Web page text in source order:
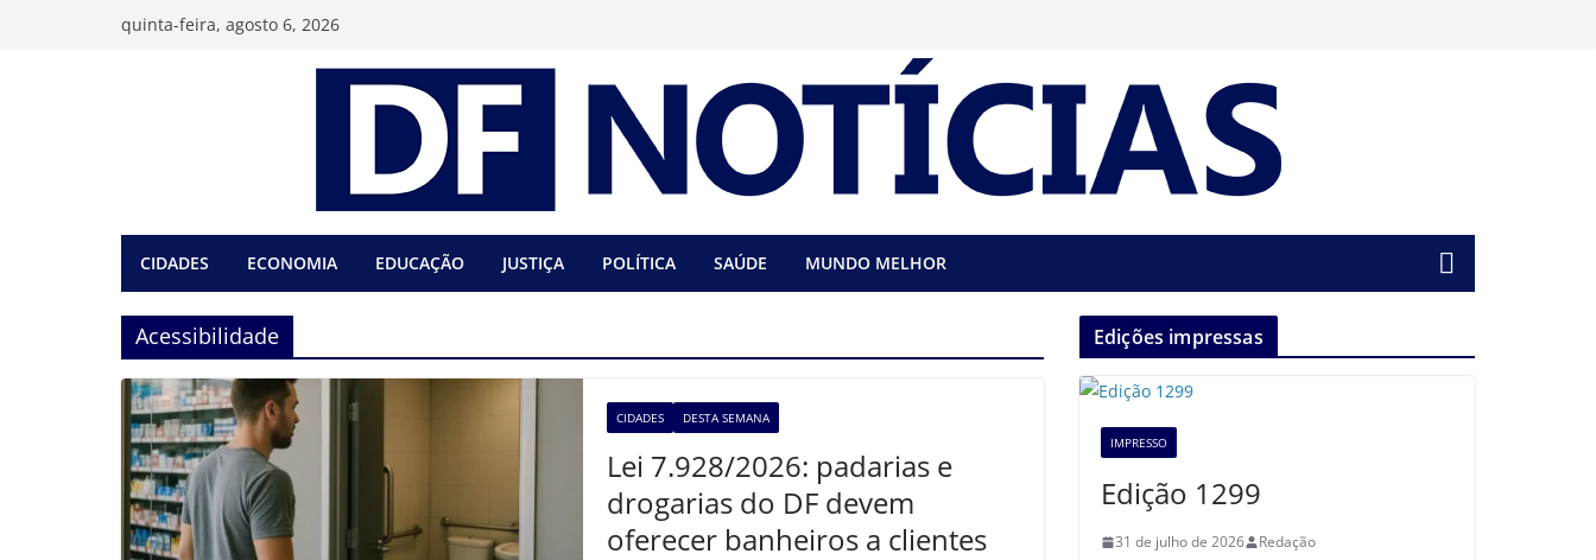
quinta-feira, agosto 6, 2026
CIDADES ECONOMIA EDUCAÇÃO JUSTIÇA POLÍTICA SAÚDE MUNDO MELHOR
Acessibilidade
CIDADES DESTA SEMANA
Lei 7.928/2026: padarias e
drogarias do DF devem
oferecer banheiros a clientes
Edições impressas
IMPRESSO
Edição 1299
31 de julho de 2026 Redação